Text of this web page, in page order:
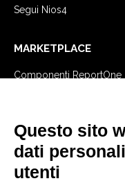
Segui Nios4
MARKETPLACE
Componenti ReportOne
Componenti D-TEC
Componenti
CREA IL TUO
Questo sito
dati
utenti